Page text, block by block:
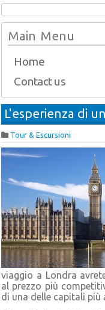
Main Menu
Home
Contact us
L'esperienza di
Tour & Escursioni
viaggio a Londra
al prezzo più
di una delle capitali